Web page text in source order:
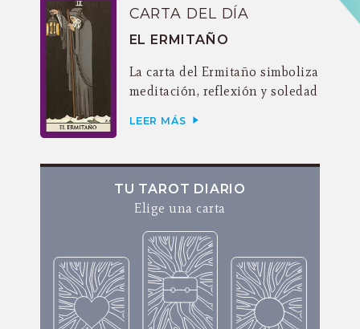
CARTA DEL DÍA
EL ERMITAÑO
La carta del Ermitaño simboliza
meditación, reflexión y soledad
LEER MÁS
TU TAROT DIARIO
Elige una carta